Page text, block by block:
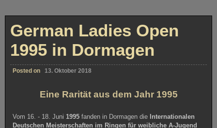
German Ladies Open
1995 in Dormagen
Posted on 13. Oktober 2018
Eine Rarität aus dem Jahr 1995
Vom 16. - 18. Juni1995 fanden in Dormagen die Internationalen
Deutschen Meisterschaften im Ringen für weibliche A-Jugend